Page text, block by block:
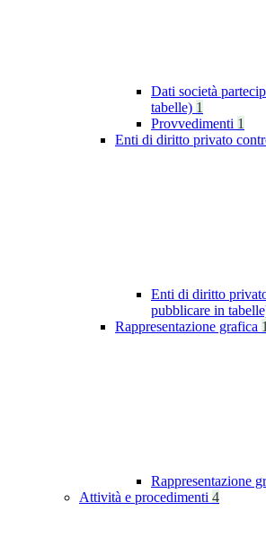
Dati società
tabelle) 1
Provvedimenti 1
Enti di diritto privato
Enti di diritto
pubblicare in
Rappresentazione grafica 1
Rappresentazione
Attività e procedimenti 4